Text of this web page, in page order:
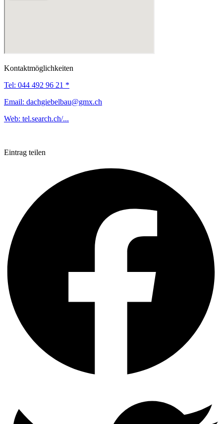
Kontaktmöglichkeiten
Tel: 044 492 96 21 *
Email: dachgiebelbau@gmx.ch
Web: tel.search.ch/...
Eintrag teilen